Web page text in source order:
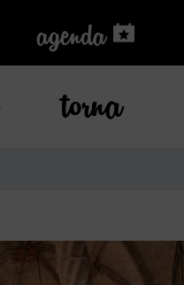
agenda
agenda
torna